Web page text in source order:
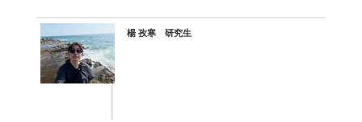
楊 孜寒 研究生